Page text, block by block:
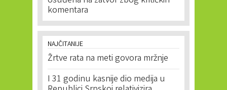
komentara
NAJČITANIJE
Žrtve rata na meti govora mržnje
I 31 godinu kasnije dio medija u